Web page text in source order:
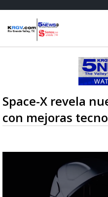
Space-X revela
con mejoras